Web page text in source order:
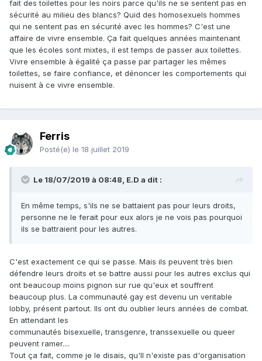
fait des toilettes pour les noirs parce qu'ils ne se sentent pas en
sécurité au milieu des blancs? Quid des homosexuels hommes
qui ne sentent pas en sécurité avec les hommes? C'est une
affaire de vivre ensemble. Ça fait quelques années maintenant
que les écoles sont mixtes, il est temps de passer aux toilettes.
Vivre ensemble à égalité ça passe par partager les mêmes
toilettes, se faire confiance, et dénoncer les comportements qui
nuisent à ce vivre ensemble.
Ferris
Posté(e) le 18 juillet 2019
Le 18/07/2019 à 08:48, E.D a dit :
En même temps, s'ils ne se battaient pas pour leurs droits,
personne ne le ferait pour eux alors je ne vois pas pourquoi
ils se battraient pour les autres.
C'est exactement ce qui se passe. Mais ils peuvent très bien
défendre leurs droits et se battre aussi pour les autres exclus qui
ont beaucoup moins pignon sur rue qu'eux et souffrent
beaucoup plus. La communauté gay est devenu un veritable
lobby, présent partout. Ils ont du oublier leurs années de combat.
En attendant les
communautés bisexuelle, transgenre, transsexuelle ou queer
peuvent ramer....
Tout ça fait, comme je le disais, qu'Il n'existe pas d'organisation